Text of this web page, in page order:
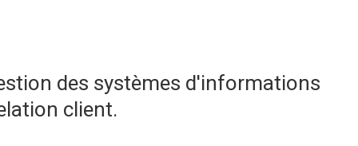
des systèmes d'informations
client.